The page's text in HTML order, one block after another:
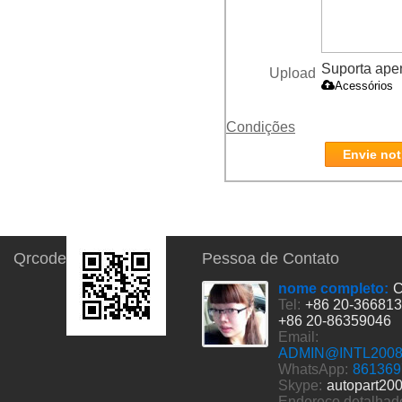
Upload Suporta
Acessórios
Condições
Envie
Qrcode Pessoa de Contato
nome completo:
Tel: +86 20-
+86 20-86359046
Email:
WhatsApp:
Skype: